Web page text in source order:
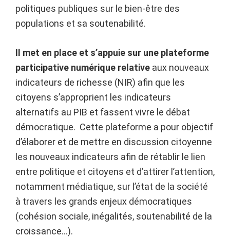
politiques publiques sur le bien-être des
populations et sa soutenabilité.
Il met en place et s’appuie sur une plateforme
participative numérique relative aux nouveaux
indicateurs de richesse (NIR) afin que les
citoyens s’approprient les indicateurs
alternatifs au PIB et fassent vivre le débat
démocratique. Cette plateforme a pour objectif
d’élaborer et de mettre en discussion citoyenne
les nouveaux indicateurs afin de rétablir le lien
entre politique et citoyens et d’attirer l’attention,
notamment médiatique, sur l’état de la société
à travers les grands enjeux démocratiques
(cohésion sociale, inégalités, soutenabilité de la
croissance…).